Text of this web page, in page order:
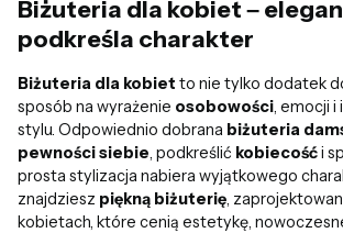
Biżuteria dla kobiet –
podkreśla charakter
Biżuteria dla kobiet to nie tylko dodatek
sposób na wyrażenie osobowości, emocji i
stylu. Odpowiednio dobrana biżuteria
pewności siebie, podkreślić kobiecośći
prosta stylizacja nabiera wyjątkowego
znajdziesz piękną biżuterię,
kobietach, które cenią estetykę,